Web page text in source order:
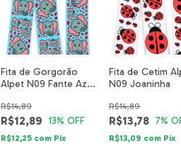
Fita de Gorgorão
Alpet N09 Fante Azul
R$12,89
R$14,89
13% OFF
R$12,25 com Pix
Fita de Cetim
N09 Joaninha
R$13,78
R$14,89
7%
R$13,09 com Pix